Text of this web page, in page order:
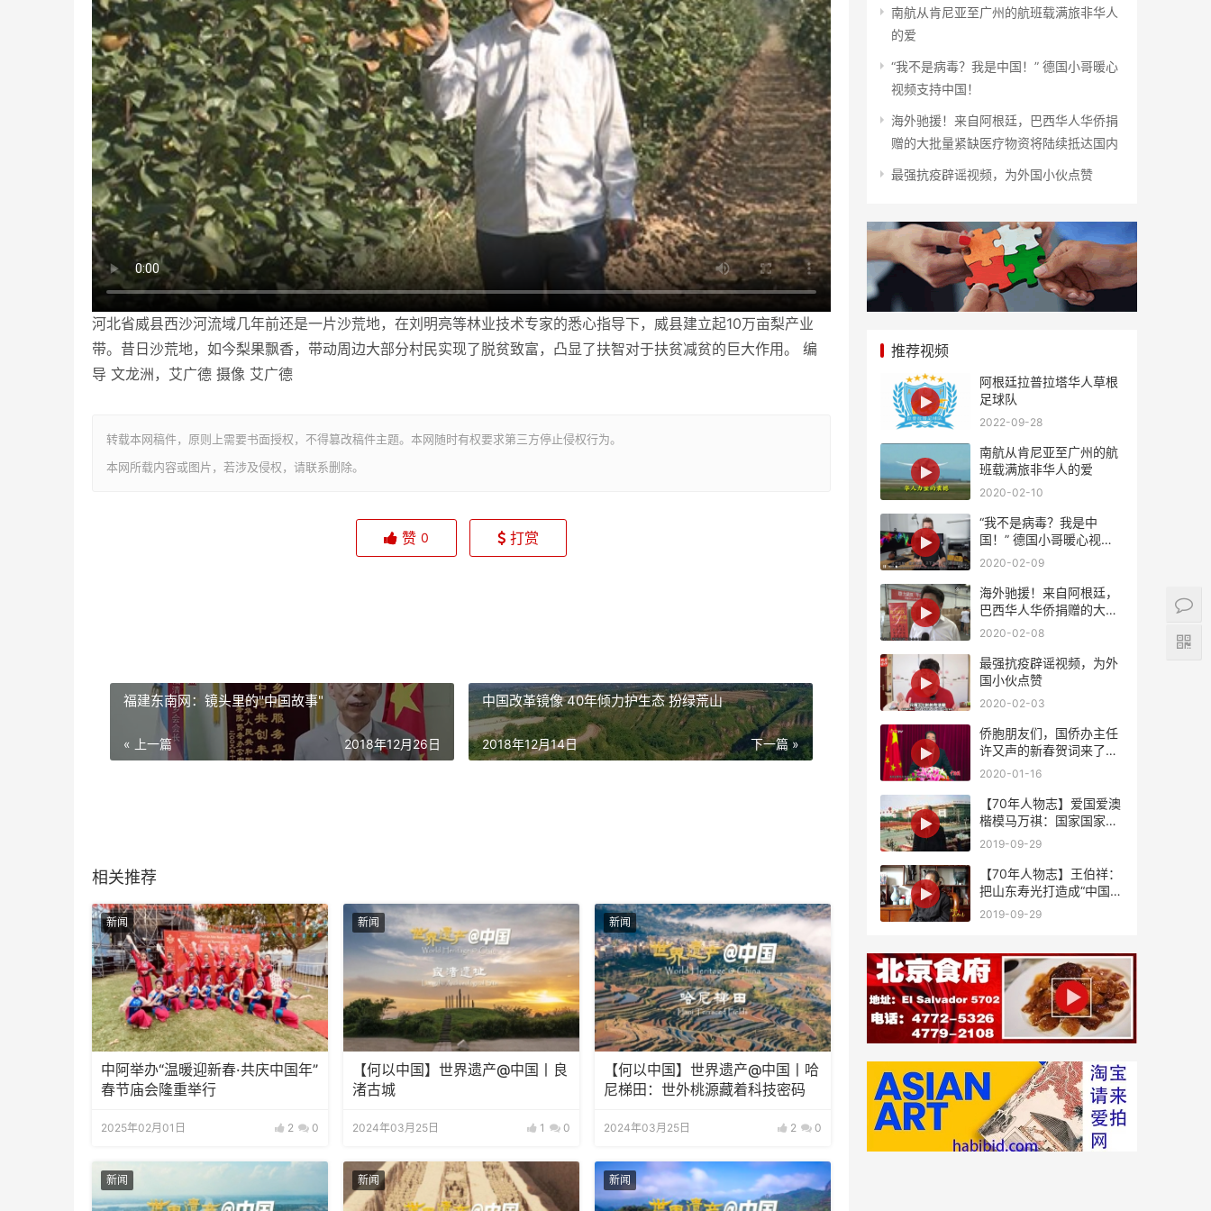
河北省威县西沙河流域几年前还是一片沙荒地，在刘明亮等林业技术专家的悉心指导下，威县建立起10万亩梨产业
带。昔日沙荒地，如今梨果飘香，带动周边大部分村民实现了脱贫致富，凸显了扶智对于扶贫减贫的巨大作用。 编
导 文龙洲，艾广德 摄像 艾广德
转载本网稿件，原则上需要书面授权，不得篡改稿件主题。本网随时有权要求第三方停止侵权行为。
本网所载内容或图片，若涉及侵权，请联系删除。
赞 0 打赏
福建东南网：镜头里的"中国故事"
« 上一篇 2018年12月26日
中国改革镜像 40年倾力护生态 扮绿荒山
下一篇 »
2018年12月14日
相关推荐
新闻
中阿举办“温暖迎新春·共庆中国年”
春节庙会隆重举行
2025年02月01日 2 0
新闻
【何以中国】世界遗产@中国丨良
渚古城
2024年03月25日 1 0
新闻
【何以中国】世界遗产@中国丨哈
尼梯田：世外桃源藏着科技密码
2024年03月25日 2 0
新闻 新闻 新闻
南航从肯尼亚至广州的航班载满旅非华人
的爱
“我不是病毒？我是中国！” 德国小哥暖心
视频支持中国！
海外驰援！来自阿根廷，巴西华人华侨捐
赠的大批量紧缺医疗物资将陆续抵达国内
最强抗疫辟谣视频，为外国小伙点赞
推荐视频
阿根廷拉普拉塔华人草根
足球队
2022-09-28
南航从肯尼亚至广州的航
班载满旅非华人的爱
2020-02-10
“我不是病毒？我是中
国！” 德国小哥暖心视频
支持中国！
2020-02-09
海外驰援！来自阿根廷，
巴西华人华侨捐赠的大批
量紧缺医疗物资将陆续抵
2020-02-08
最强抗疫辟谣视频，为外
国小伙点赞
2020-02-03
侨胞朋友们，国侨办主任
许又声的新春贺词来了，
请查收！
2020-01-16
【70年人物志】爱国爱澳
楷模马万祺：国家国家，
祖国是国澳门是家
2019-09-29
【70年人物志】王伯祥：
把山东寿光打造成“中国蔬
菜之乡”
2019-09-29